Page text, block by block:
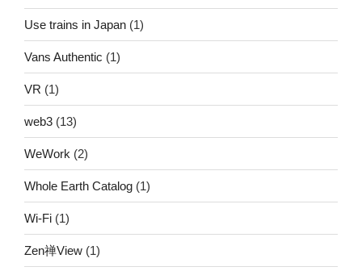
Use trains in Japan (1)
Vans Authentic (1)
VR (1)
web3 (13)
WeWork (2)
Whole Earth Catalog (1)
Wi-Fi (1)
Zen禅View (1)